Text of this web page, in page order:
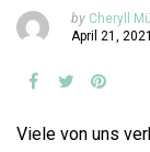
by Cheryll
April 21, 2021
Viele von uns